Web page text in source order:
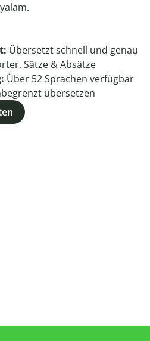
Übersetzt schnell und genau
Sätze & Absätze
Über 52Sprachen verfügbar
übersetzen